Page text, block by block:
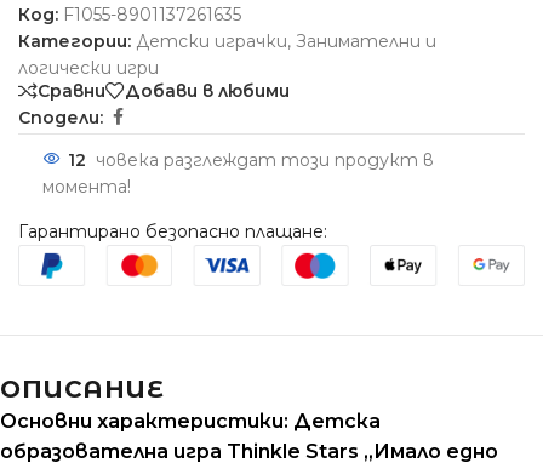
Код: F1055-8901137261635
Категории: Детски играчки, Занимателни и
логически игри
Сравни
Добави в любими
Сподели:
12 човека разглеждат този продукт в
момента!
Гарантирано безопасно плащане:
ОПИСАНИЕ
Основни характеристики: Детска
образователна игра Thinkle Stars „Имало едно